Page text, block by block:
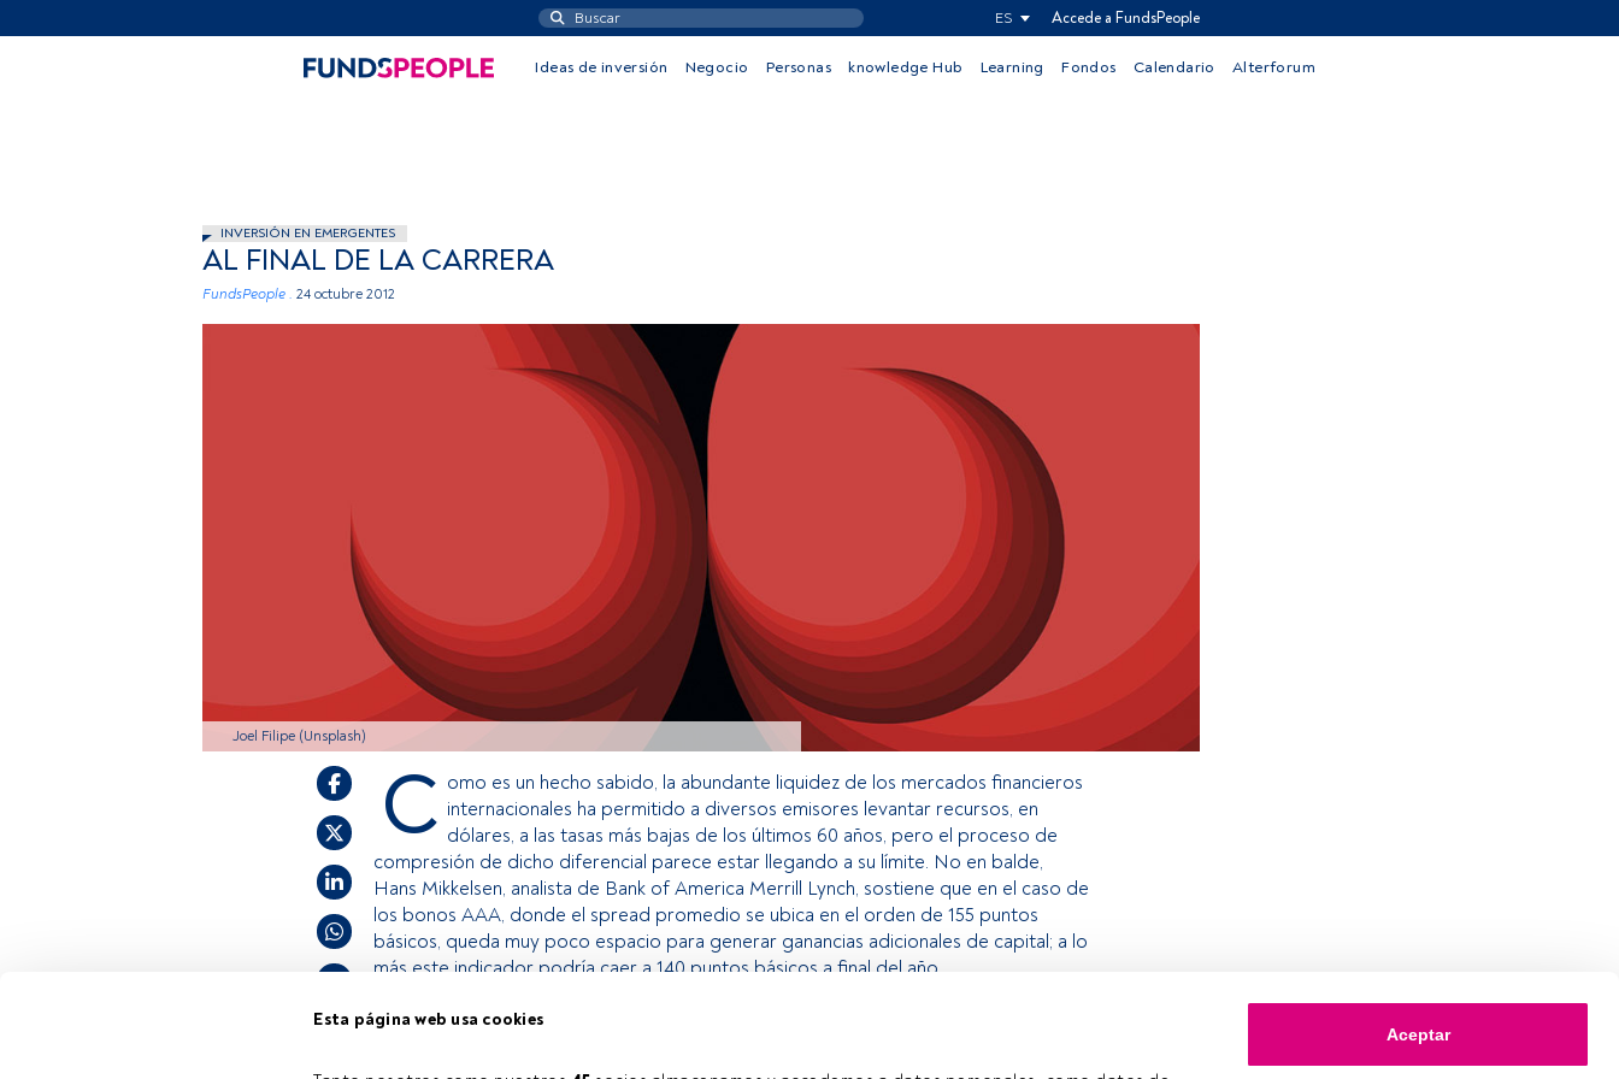
Esta página web usa cookies
Aceptar
ES Accede a FundsPeople
Ideas de inversión Negocio Personas knowledge Hub Learning Fondos Calendario Alterforum
INVERSIÓN EN EMERGENTES
AL FINAL DE LA CARRERA
FundsPeople . 24 octubre 2012
Joel Filipe (Unsplash)
2 min.
C omo es un hecho sabido, la abundante liquidez de los mercados financieros
internacionales ha permitido a diversos emisores levantar recursos, en
dólares, a las tasas más bajas de los últimos 60 años, pero el proceso de
compresión de dicho diferencial parece estar llegando a su límite. No en balde,
Hans Mikkelsen, analista de Bank of America Merrill Lynch, sostiene que en el caso de
los bonos AAA, donde el spread promedio se ubica en el orden de 155 puntos
básicos, queda muy poco espacio para generar ganancias adicionales de capital; a lo
más este indicador podría caer a 140 puntos básicos a final del año.